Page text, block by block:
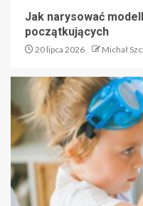
Jak narysować
początkujących
20 lipca 2026 Michał